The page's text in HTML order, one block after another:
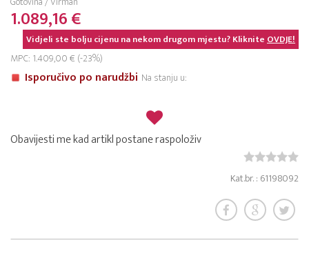
1.089,16 €
Vidjeli ste bolju cijenu na nekom drugom mjestu? KlikniteOVDJE!
MPC: 1.409,00 € (-23%)
Isporučivo po narudžbi Na stanju u:
Obavijesti me kad artikl postane raspoloživ
Kat.br. : 61198092